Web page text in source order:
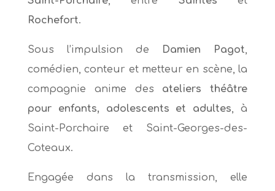
Rochefort.
Sous l’impulsion de Damien Pagot,
comédien, conteur et metteur en scène, la
compagnie anime des ateliers théâtre
pour enfants, adolescents et adultes, à
Saint-Porchaire et Saint-Georges-des-
Coteaux.
Engagée dans la transmission, elle